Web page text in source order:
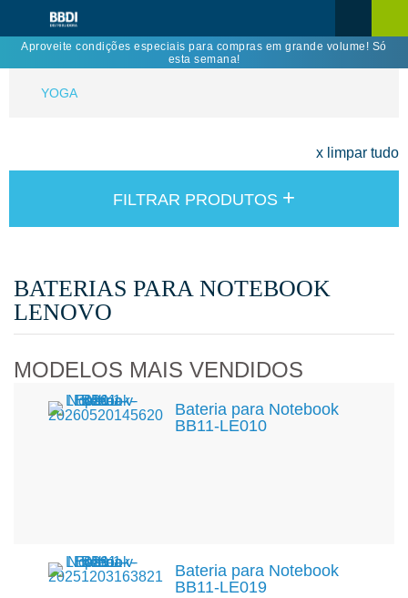
Aproveite condições especiais para compras em grande volume! Só
esta semana!
YOGA
x limpar tudo
FILTRAR PRODUTOS +
BATERIAS PARA NOTEBOOK
LENOVO
MODELOS MAIS VENDIDOS
Bateria para Notebook
BB11-LE010
Bateria para Notebook
BB11-LE019